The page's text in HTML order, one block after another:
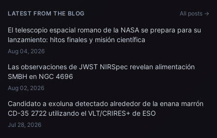
LATEST FROM THE BLOG All posts →
El telescopio espacial romano de la NASA se prepara para su
lanzamiento: hitos finales y misión científica
Aug 04, 2026
Las observaciones de JWST NIRSpec revelan alimentación
SMBH en NGC 4696
Aug 02, 2026
Candidato a exoluna detectado alrededor de la enana marrón
CD-35 2722 utilizando el VLT/CRIRES+ de ESO
Jul 28, 2026